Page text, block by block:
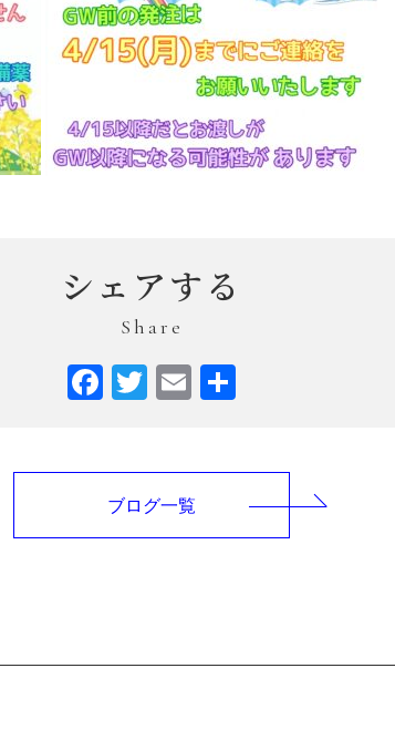
シェアする
Share
Facebook
TwitterEmail
ブログ一覧